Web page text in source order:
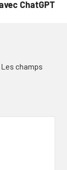
ChatGPT
Les champs